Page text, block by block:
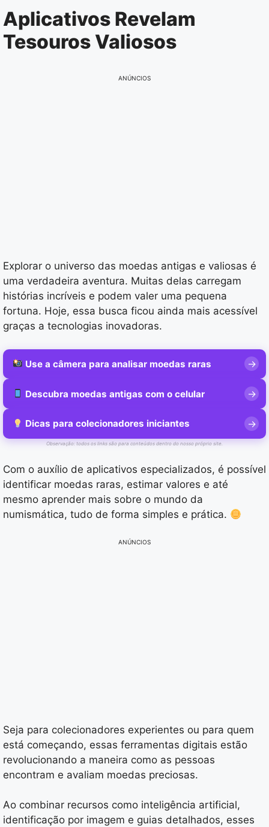
Pular
para
o
Aplicativos Revelam
Tesouros Valiosos
ANÚNCIOS
Explorar o universo das moedas antigas e valiosas é
uma verdadeira aventura. Muitas delas carregam
histórias incríveis e podem valer uma pequena
fortuna. Hoje, essa busca ficou ainda mais acessível
graças a tecnologias inovadoras.
Use a câmera para analisar moedas raras
Descubra moedas antigas com o celular
Dicas para colecionadores iniciantes
Observação: todos os links são para conteúdos dentro do nosso próprio site.
Com o auxílio de aplicativos especializados, é possível
identificar moedas raras, estimar valores e até
mesmo aprender mais sobre o mundo da
numismática, tudo de forma simples e prática.
ANÚNCIOS
Seja para colecionadores experientes ou para quem
está começando, essas ferramentas digitais estão
revolucionando a maneira como as pessoas
encontram e avaliam moedas preciosas.
Ao combinar recursos como inteligência artificial,
identificação por imagem e guias detalhados, esses